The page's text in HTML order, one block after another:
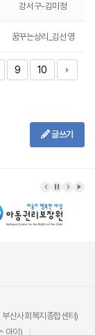
강서구-김미정
꿈꾸는상리_김선영
9 10
글쓰기
산사회복지종합센터)
아이)